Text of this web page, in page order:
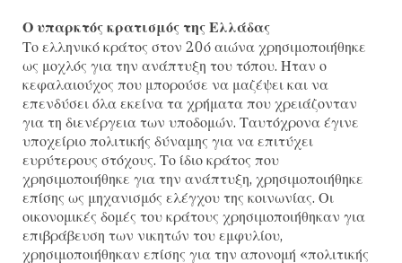
Ο υπαρκτός κρατισμός της Ελλάδας
Το ελληνικό κράτος στον 20ό αιώνα χρησιμοποιήθηκε
ως μοχλός για την ανάπτυξη του τόπου. Ηταν ο
κεφαλαιούχος που μπορούσε να μαζέψει και να
επενδύσει όλα εκείνα τα χρήματα που χρειάζονταν
για τη διενέργεια των υποδομών. Ταυτόχρονα έγινε
υποχείριο πολιτικής δύναμης για να επιτύχει
ευρύτερους στόχους. Το ίδιο κράτος που
χρησιμοποιήθηκε για την ανάπτυξη, χρησιμοποιήθηκε
επίσης ως μηχανισμός ελέγχου της κοινωνίας. Οι
οικονομικές δομές του κράτους χρησιμοποιήθηκαν για
επιβράβευση των νικητών του εμφυλίου,
χρησιμοποιήθηκαν επίσης για την απονομή «πολιτικής